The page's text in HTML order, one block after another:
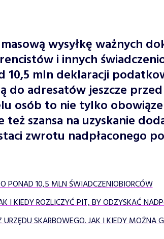
wysyłkę ważnych
i innych
10,5 mln deklaracji
do adresatów jeszcze
osób to nie tylko
szansa na uzyskanie
zwrotu nadpłaconego
PONAD 10,5 MLN ŚWIADCZENIOBIORCÓW
I KIEDY ROZLICZYĆ PIT, BY ODZYSKAĆ
SKARBOWEGO. JAK I KIEDY MOŻNA